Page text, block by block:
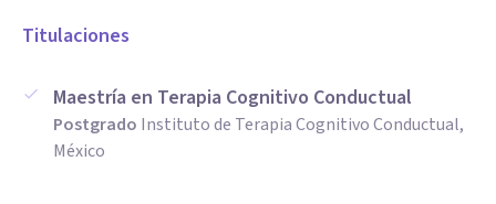
Titulaciones
Maestría en Terapia Cognitivo Conductual
Postgrado Instituto de Terapia Cognitivo Conductual,
México